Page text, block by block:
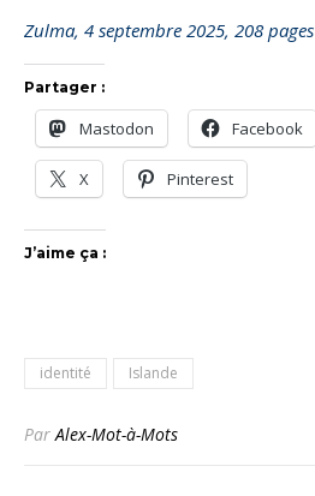
Zulma, 4 septembre 2025, 208 pages
Partager :
Mastodon Facebook
X Pinterest
J’aime ça :
identité Islande
ParAlex-Mot-à-Mots